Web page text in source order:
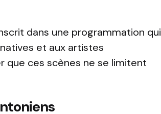
dans une programmation qui
et aux artistes
que ces scènes ne se limitent